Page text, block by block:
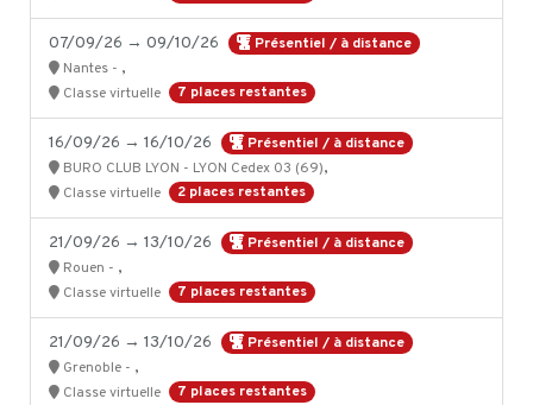
07/09/26 → 09/10/26
Présentiel / à distance
Nantes - ,
Classe virtuelle 7 places restantes
16/09/26 → 16/10/26
Présentiel / à distance
BURO CLUB LYON - LYON Cedex 03 (69),
Classe virtuelle 2 places restantes
21/09/26 → 13/10/26
Présentiel / à distance
Rouen - ,
Classe virtuelle 7 places restantes
21/09/26 → 13/10/26
Présentiel / à distance
Grenoble - ,
Classe virtuelle 7 places restantes